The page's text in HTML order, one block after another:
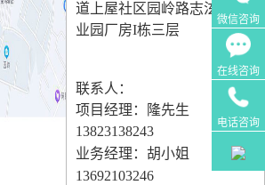
道上屋社区园岭路志泫翰工
业园厂房I栋三层
联系人：
项目经理：隆先生
13823138243
业务经理：胡小姐
13692103246
微信咨询
在线咨询
电话咨询